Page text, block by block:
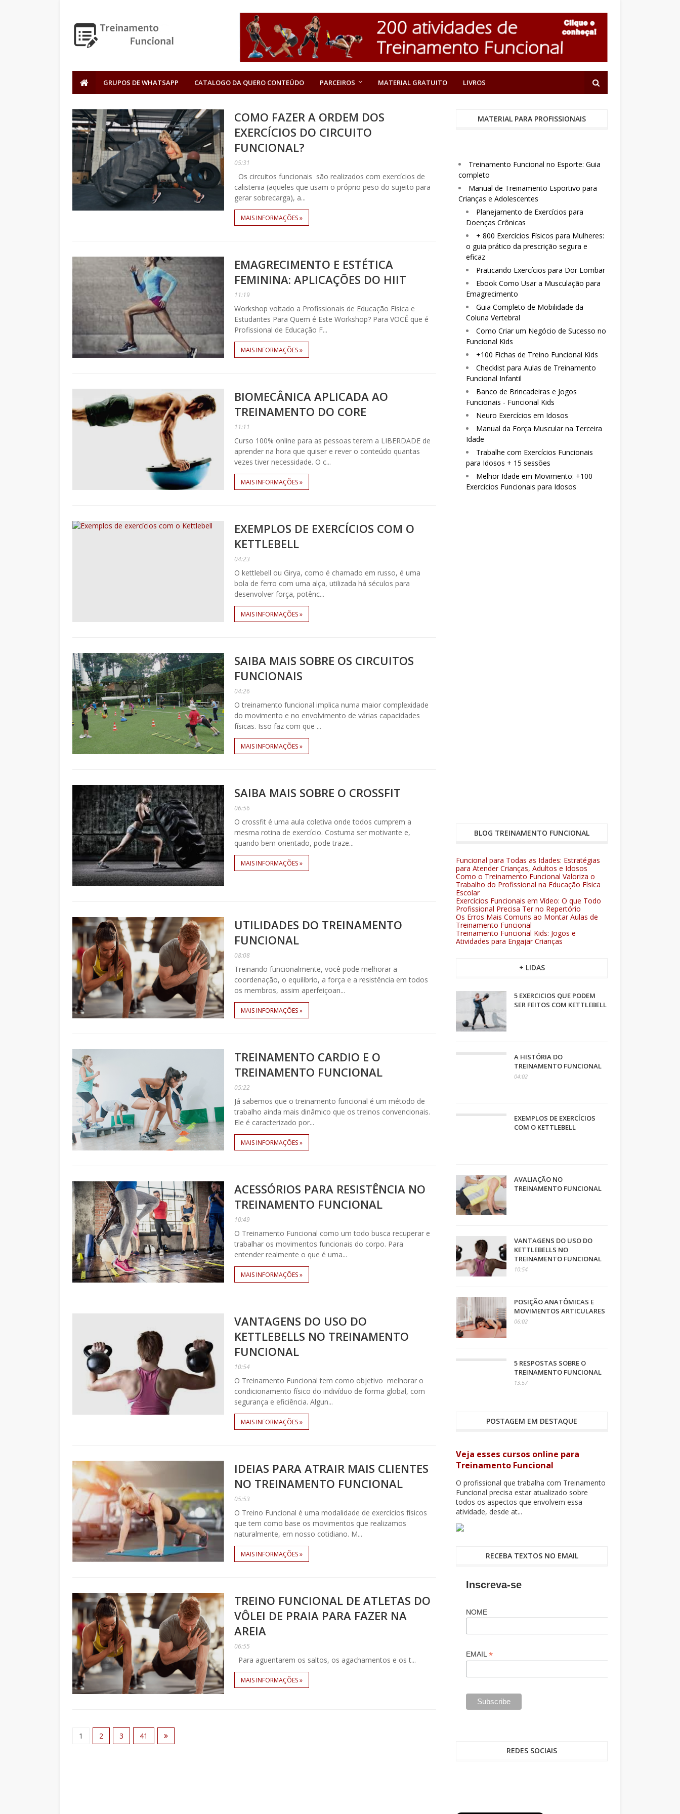
GRUPOS DE WHATSAPP CATALOGO DA QUERO CONTEÚDO PARCEIROS MATERIAL GRATUITO LIVROS
COMO FAZER A ORDEM DOS
EXERCÍCIOS DO CIRCUITO
FUNCIONAL?
05:31
Os circuitos funcionais são realizados com exercícios de
calistenia (aqueles que usam o próprio peso do sujeito para
gerar sobrecarga), a...
MAIS INFORMAÇÕES »
EMAGRECIMENTO E ESTÉTICA
FEMININA: APLICAÇÕES DO HIIT
11:19
Workshop voltado a Profissionais de Educação Física e
Estudantes Para Quem é Este Workshop? Para VOCÊ que é
Profissional de Educação F...
MAIS INFORMAÇÕES »
BIOMECÂNICA APLICADA AO
TREINAMENTO DO CORE
11:11
Curso 100% online para as pessoas terem a LIBERDADE de
aprender na hora que quiser e rever o conteúdo quantas
vezes tiver necessidade. O c...
MAIS INFORMAÇÕES »
EXEMPLOS DE EXERCÍCIOS COM O
KETTLEBELL
04:23
O kettlebell ou Girya, como é chamado em russo, é uma
bola de ferro com uma alça, utilizada há séculos para
desenvolver força, potênc...
MAIS INFORMAÇÕES »
SAIBA MAIS SOBRE OS CIRCUITOS
FUNCIONAIS
04:26
O treinamento funcional implica numa maior complexidade
do movimento e no envolvimento de várias capacidades
físicas. Isso faz com que ...
MAIS INFORMAÇÕES »
SAIBA MAIS SOBRE O CROSSFIT
06:56
O crossfit é uma aula coletiva onde todos cumprem a
mesma rotina de exercício. Costuma ser motivante e,
quando bem orientado, pode traze...
MAIS INFORMAÇÕES »
UTILIDADES DO TREINAMENTO
FUNCIONAL
08:08
Treinando funcionalmente, você pode melhorar a
coordenação, o equilíbrio, a força e a resistência em todos
os membros, assim aperfeiçoan...
MAIS INFORMAÇÕES »
TREINAMENTO CARDIO E O
TREINAMENTO FUNCIONAL
05:22
Já sabemos que o treinamento funcional é um método de
trabalho ainda mais dinâmico que os treinos convencionais.
Ele é caracterizado por...
MAIS INFORMAÇÕES »
ACESSÓRIOS PARA RESISTÊNCIA NO
TREINAMENTO FUNCIONAL
10:49
O Treinamento Funcional como um todo busca recuperar e
trabalhar os movimentos funcionais do corpo. Para
entender realmente o que é uma...
MAIS INFORMAÇÕES »
VANTAGENS DO USO DO
KETTLEBELLS NO TREINAMENTO
FUNCIONAL
10:54
O Treinamento Funcional tem como objetivo melhorar o
condicionamento físico do indivíduo de forma global, com
segurança e eficiência. Algun...
MAIS INFORMAÇÕES »
IDEIAS PARA ATRAIR MAIS CLIENTES
NO TREINAMENTO FUNCIONAL
05:53
O Treino Funcional é uma modalidade de exercícios físicos
que tem como base os movimentos que realizamos
naturalmente, em nosso cotidiano. M...
MAIS INFORMAÇÕES »
TREINO FUNCIONAL DE ATLETAS DO
VÔLEI DE PRAIA PARA FAZER NA
AREIA
06:55
Para aguentarem os saltos, os agachamentos e os t...
MAIS INFORMAÇÕES »
1 2 3 41
MATERIAL PARA PROFISSIONAIS
Treinamento Funcional no Esporte: Guia
completo
Manual de Treinamento Esportivo para
Crianças e Adolescentes
Planejamento de Exercícios para
Doenças Crônicas
+ 800 Exercícios Físicos para Mulheres:
o guia prático da prescrição segura e
eficaz
Praticando Exercícios para Dor Lombar
Ebook Como Usar a Musculação para
Emagrecimento
Guia Completo de Mobilidade da
Coluna Vertebral
Como Criar um Negócio de Sucesso no
Funcional Kids
+100 Fichas de Treino Funcional Kids
Checklist para Aulas de Treinamento
Funcional Infantil
Banco de Brincadeiras e Jogos
Funcionais - Funcional Kids
Neuro Exercícios em Idosos
Manual da Força Muscular na Terceira
Idade
Trabalhe com Exercícios Funcionais
para Idosos + 15 sessões
Melhor Idade em Movimento: +100
Exercícios Funcionais para Idosos
BLOG TREINAMENTO FUNCIONAL
Funcional para Todas as Idades: Estratégias
para Atender Crianças, Adultos e Idosos
Como o Treinamento Funcional Valoriza o
Trabalho do Profissional na Educação Física
Escolar
Exercícios Funcionais em Vídeo: O que Todo
Profissional Precisa Ter no Repertório
Os Erros Mais Comuns ao Montar Aulas de
Treinamento Funcional
Treinamento Funcional Kids: Jogos e
Atividades para Engajar Crianças
+ LIDAS
5 EXERCICIOS QUE PODEM
SER FEITOS COM KETTLEBELL
A HISTÓRIA DO
TREINAMENTO FUNCIONAL
04:02
EXEMPLOS DE EXERCÍCIOS
COM O KETTLEBELL
AVALIAÇÃO NO
TREINAMENTO FUNCIONAL
VANTAGENS DO USO DO
KETTLEBELLS NO
TREINAMENTO FUNCIONAL
10:54
POSIÇÃO ANATÔMICAS E
MOVIMENTOS ARTICULARES
06:02
5 RESPOSTAS SOBRE O
TREINAMENTO FUNCIONAL
13:57
POSTAGEM EM DESTAQUE
Veja esses cursos online para
Treinamento Funcional
O profissional que trabalha com Treinamento
Funcional precisa estar atualizado sobre
todos os aspectos que envolvem essa
atividade, desde at...
RECEBA TEXTOS NO EMAIL
Inscreva-se
NOME
EMAIL *
REDES SOCIAIS